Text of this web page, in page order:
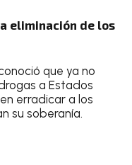
eliminación de los
que ya no
a Estados
erradicar a los
su soberanía.